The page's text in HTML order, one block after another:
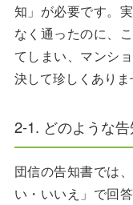
知」が必要です。
なく通ったのに、
てしまい、マンシ
決して珍しくありま
2-1. どのような
団信の告知書では
い・いいえ」で回